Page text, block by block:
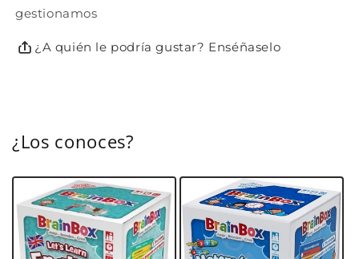
gestionamos
¿A quién le podría gustar? Enséñaselo
¿Los conoces?